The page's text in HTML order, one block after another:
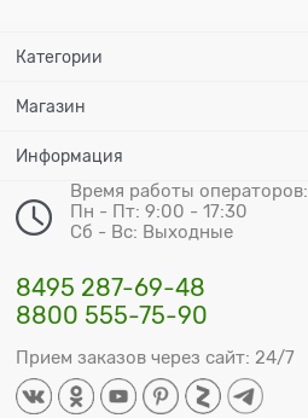
Категории
Магазин
Информация
Время работы операторов:
Пн - Пт: 9:00 - 17:30
Сб - Вс: Выходные
8495 287-69-48
8800 555-75-90
Прием заказов через сайт: 24/7